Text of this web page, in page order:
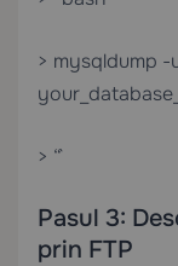
> mysqldump
> “`
Pasul 3:
prin FTP